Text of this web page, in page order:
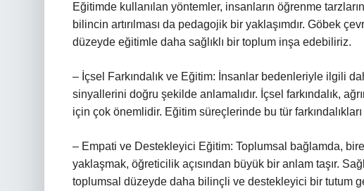
Eğitimde kullanılan yöntemler, insanların öğrenme
bilincin artırılması da pedagojik bir yaklaşımdır. Göbek
düzeyde eğitimle daha sağlıklı bir toplum inşa edebiliriz.
– İçsel Farkındalık ve Eğitim: İnsanlar bedenleriyle ilgili
sinyallerini doğru şekilde anlamalıdır. İçsel farkındalık,
için çok önemlidir. Eğitim süreçlerinde bu tür farkındalıkları
– Empati ve Destekleyici Eğitim: Toplumsal bağlamda,
yaklaşmak, öğreticilik açısından büyük bir anlam taşır.
toplumsal düzeyde daha bilinçli ve destekleyici bir tutum